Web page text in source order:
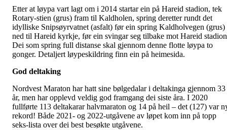
Etter at løypa vart lagt om i 2014 startar ein på Hareid stadion, tek
Rotary-stien (grus) fram til Kaldholen, spring deretter rundt det
idylliske Snipsøyrvatnet (asfalt) før ein spring Kaldholvegen (grus)
ned til Hareid kyrkje, før ein svingar seg tilbake mot Hareid
Dei som spring full distanse skal gjennom denne flotte løypa to
gonger. Detaljert løypeskildring finn ein på heimesida.
God deltaking
Nordvest Maraton har hatt sine bølgedalar i deltakinga gjennom 33
år, men har opplevd veldig god framgang dei siste åra. I 2020
fullførte 113 deltakarar halvmaraton og 14 på heil – det (127) var
rekord! Både 2021- og 2022-utgåvene av løpet kom inn på topp
seks-lista over dei best besøkte utgåvene.